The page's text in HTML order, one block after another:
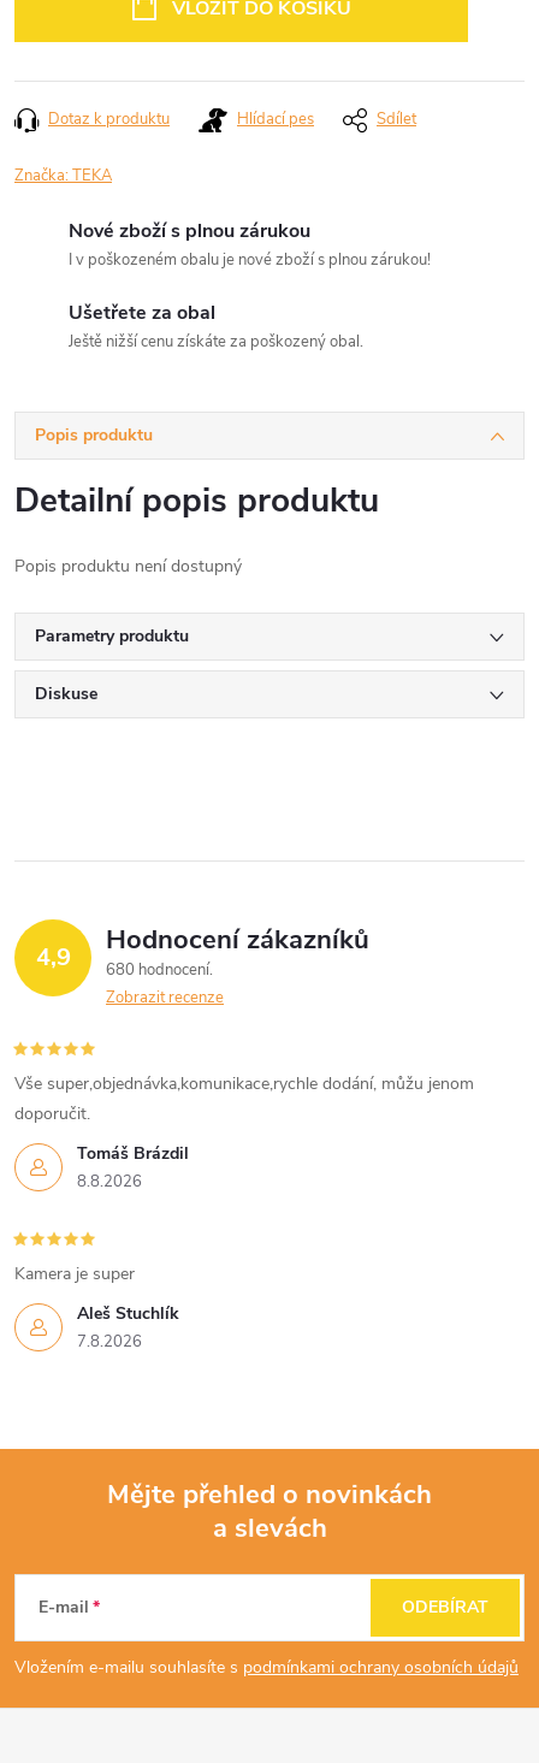
VLOŽIT DO KOŠÍKU
Dotaz k produktu Hlídací pes Sdílet
Značka:TEKA
Nové zboží s plnou zárukou
I v poškozeném obalu je nové zboží s plnou zárukou!
Ušetřete za obal
Ještě nižší cenu získáte za poškozený obal.
Popis produktu
Detailní popis produktu
Popis produktu není dostupný
Parametry produktu
Diskuse
4,9 Hodnocení zákazníků
680 hodnocení
Zobrazit recenze
Tomáš Brázdil
8.8.2026
Vše super,objednávka,komunikace,rychle dodání, můžu jenom
doporučit.
Aleš Stuchlík
7.8.2026
Kamera je super
p
a
Mějte přehled o novinkách
a slevách
E-mail
Vložením e-mailu souhlasíte s podmínkami ochrany osobních údajů
ODEBÍRAT